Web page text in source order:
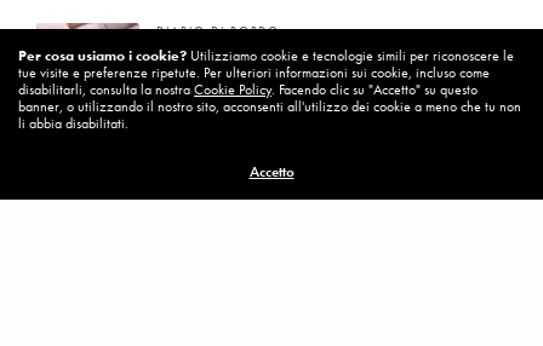
DIARIO DI BORDO
La vita vince sempre
8 Ottobre 2018
Per cambiare ci vuole coraggio
8 Ottobre 2018
Per cosa usiamo i cookie? Utilizziamo cookie e tecnologie simili per riconoscere le
tue visite e preferenze ripetute. Per ulteriori informazioni sui cookie, incluso come
disabilitarli, consulta la nostraCookie Policy. Facendo clic su "Accetto" su questo
banner, o utilizzando il nostro sito, acconsenti all'utilizzo dei cookie a meno che tu non
li abbia disabilitati.
Accetto